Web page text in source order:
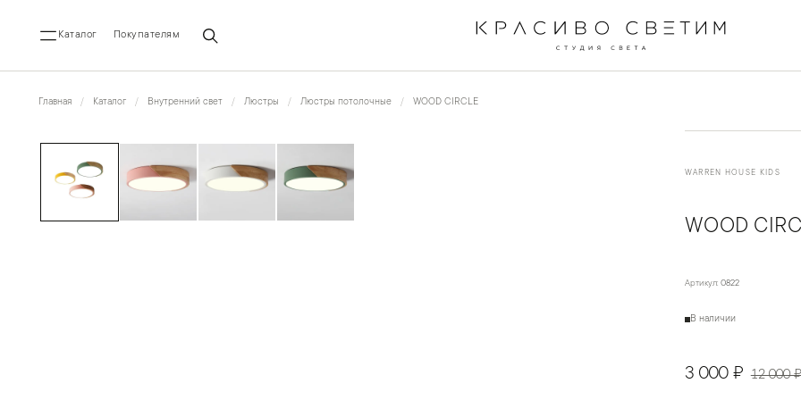
Каталог Покупателям
Главная Каталог Внутренний свет Люстры Люстры потолочные WOOD CIRCLE
WARREN HOUSE KIDS
WOOD
Артикул: 0822
В наличии
3 000 ₽ 12 000 ₽